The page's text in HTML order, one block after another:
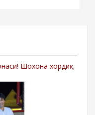
Шохона хордиқ